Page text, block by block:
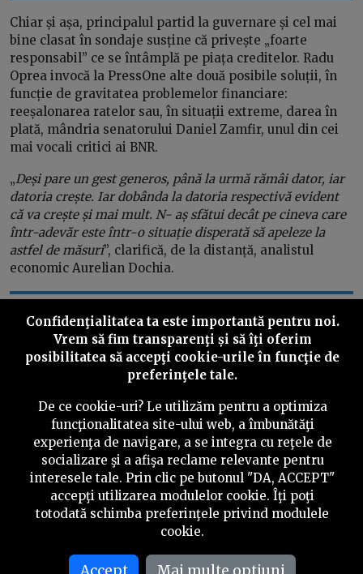
Chiar și așa, principalul partid la guvernare și cel mai
bine clasat în sondaje susține că privește „foarte
responsabil” ce se întâmplă pe piața creditelor. Radu
Oprea invocă la PressOne alte două posibile soluții, în
funcție de gravitatea problemelor financiare:
reeșalonarea ratelor sau, în situații extreme, darea în
plată, mândria senatorului Daniel Zamfir, unul din cei
mai vocali critici ai BNR.
„Deși pare un gest generos, până la urmă rămâi dator, iar
datoria crește. Iar dobânda la datoria respectivă evident
că va crește și mai mult. N- aș sfătui decât pe cineva care
într-adevăr este într-o situație disperată să apeleze la
astfel de măsuri”, clarifică, de la distanță, analistul
economic Aurelian Dochia.
„Și asta poate fi o capcană sau o iluzie: discutăm
la primăvară de faptul că mulți oameni și-au
amânat ratele și se trezesc că în aprilie-mai vine
un val de rate duble sau triple”, mai spune
Aurelian Dochia.
Cel mai mare sprijin pe care îl acordă PSD românilor,
inclusiv celor cu credite cu dobândă variabilă,
concluzionează senatorul Radu Oprea, rămâne creșterea
Că vorbim de salariul minim pe economie, că vorbim
Confidenţialitatea ta este importantă pentru noi.
Vrem să fim transparenţi și să îţi oferim
posibilitatea să accepţi cookie-urile în funcţie de
preferinţele tale.
De ce cookie-uri? Le utilizăm pentru a optimiza
funcţionalitatea site-ului web, a îmbunătăţi
experienţa de navigare, a se integra cu reţele de
socializare şi a afişa reclame relevante pentru
interesele tale. Prin clic pe butonul "DA, ACCEPT"
accepţi utilizarea modulelor cookie. Îţi poţi
totodată schimba preferinţele privind modulele
cookie.